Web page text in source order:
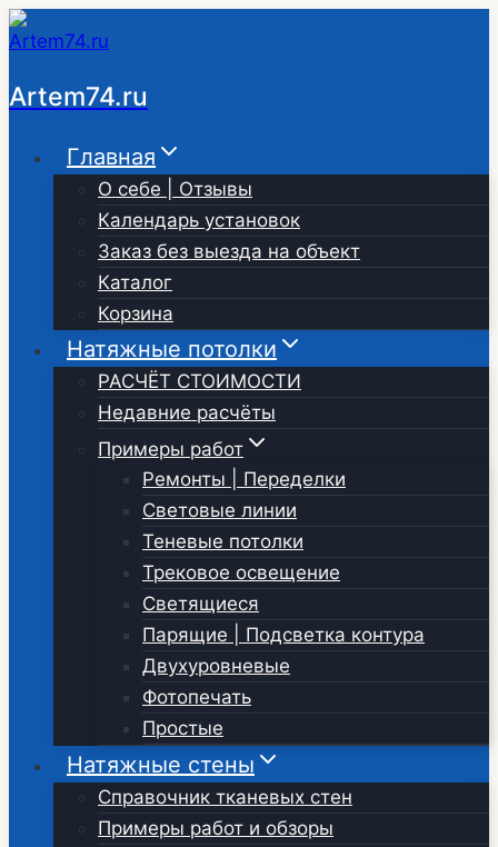
Перейти
к
содержимому
Artem74.ru
Главная
О себе | Отзывы
Календарь установок
Заказ без выезда на объект
Каталог
Корзина
Натяжные потолки
РАСЧЁТ СТОИМОСТИ
Недавние расчёты
Примеры работ
Ремонты | Переделки
Световые линии
Теневые потолки
Трековое освещение
Светящиеся
Парящие | Подсветка контура
Двухуровневые
Фотопечать
Простые
Натяжные стены
Справочник тканевых стен
Примеры работ и обзоры